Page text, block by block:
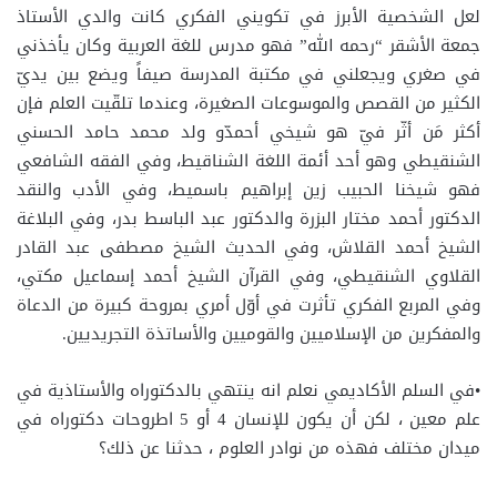
لعل الشخصية الأبرز في تكويني الفكري كانت والدي الأستاذ
جمعة الأشقر “رحمه الله” فهو مدرس للغة العربية وكان يأخذني
في صغري ويجعلني في مكتبة المدرسة صيفاً ويضع بين يديّ
الكثير من القصص والموسوعات الصغيرة، وعندما تلقّيت العلم فإن
أكثر مَن أثّر فيّ هو شيخي أحمدّو ولد محمد حامد الحسني
الشنقيطي وهو أحد أئمة اللغة الشناقيط، وفي الفقه الشافعي
فهو شيخنا الحبيب زين إبراهيم باسميط، وفي الأدب والنقد
الدكتور أحمد مختار البزرة والدكتور عبد الباسط بدر، وفي البلاغة
الشيخ أحمد القلاش، وفي الحديث الشيخ مصطفى عبد القادر
القلاوي الشنقيطي، وفي القرآن الشيخ أحمد إسماعيل مكتي،
وفي المربع الفكري تأثرت في أوّل أمري بمروحة كبيرة من الدعاة
والمفكرين من الإسلاميين والقوميين والأساتذة التجريديين.
•في السلم الأكاديمي نعلم انه ينتهي بالدكتوراه والأستاذية في
علم معين ، لكن أن يكون للإنسان 4 أو 5 اطروحات دكتوراه في
ميدان مختلف فهذه من نوادر العلوم ، حدثنا عن ذلك؟